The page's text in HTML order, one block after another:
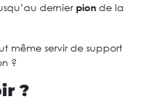
dernier pion de la
même servir de support
?
?